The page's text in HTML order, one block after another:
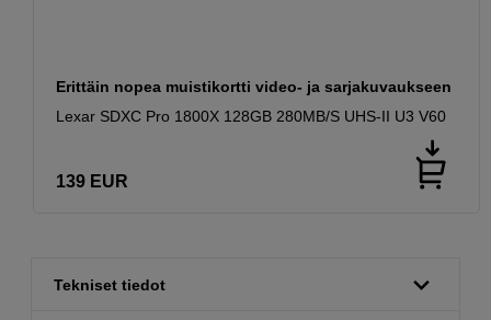
Erittäin nopea muistikortti video- ja sarjakuvaukseen
Lexar SDXC Pro 1800X 128GB 280MB/S UHS-II U3 V60
139 EUR
Tekniset tiedot